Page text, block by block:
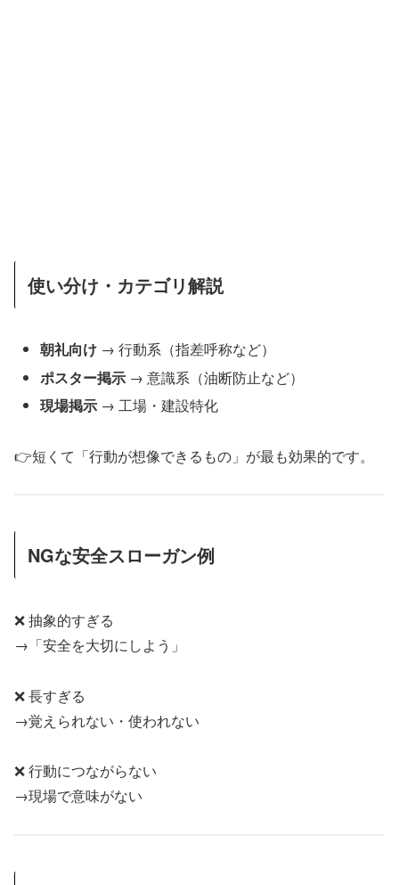
使い分け・カテゴリ解説
朝礼向け → 行動系（指差呼称など）
ポスター掲示 → 意識系（油断防止など）
現場掲示 → 工場・建設特化
👉短くて「行動が想像できるもの」が最も効果的です。
NGな安全スローガン例
❌ 抽象的すぎる
→「安全を大切にしよう」
❌ 長すぎる
→覚えられない・使われない
❌ 行動につながらない
→現場で意味がない